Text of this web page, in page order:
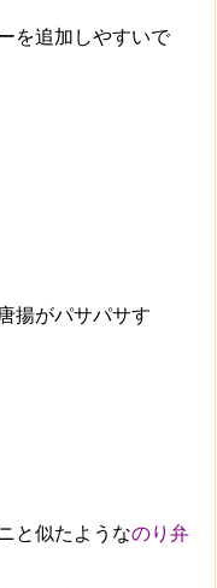
を追加しやすいで
揚がパサパサす
と似たようなのり弁